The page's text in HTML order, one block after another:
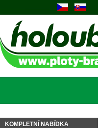
KOMPLETNÍ NABÍDKA